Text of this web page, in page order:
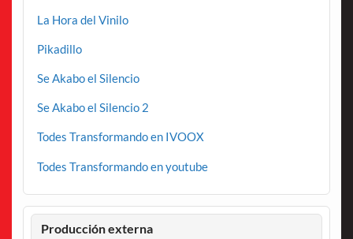
La Hora del Vinilo
Pikadillo
Se Akabo el Silencio
Se Akabo el Silencio 2
Todes Transformando en IVOOX
Todes Transformando en youtube
Producción externa